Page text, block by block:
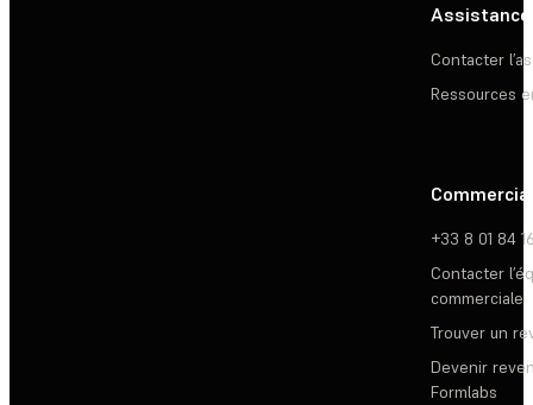
Assistance
Contacter
Ressources
Commercial
+33 8 01 84
Contacter
commerciale
Trouver un
Devenir
Formlabs